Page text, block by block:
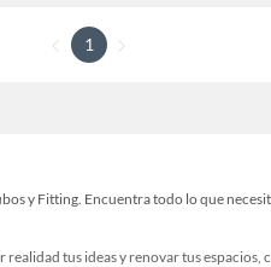
1
y Fitting. Encuentra todo lo que
tus ideas y renovar tus